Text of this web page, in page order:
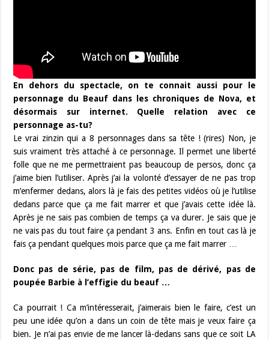
En dehors du spectacle, on te connait aussi pour le
personnage du Beauf dans les chroniques de Nova, et
désormais sur internet. Quelle relation avec ce
personnage as-tu?
Le vrai zinzin qui a 8 personnages dans sa tête ! (rires) Non, je
suis vraiment très attaché à ce personnage. Il permet une liberté
folle que ne me permettraient pas beaucoup de persos, donc ça
j’aime bien l’utiliser. Après j’ai la volonté d’essayer de ne pas trop
m’enfermer dedans, alors là je fais des petites vidéos où je l’utilise
dedans parce que ça me fait marrer et que j’avais cette idée là.
Après je ne sais pas combien de temps ça va durer. Je sais que je
ne vais pas du tout faire ça pendant 3 ans. Enfin en tout cas là je
fais ça pendant quelques mois parce que ça me fait marrer …
Donc pas de série, pas de film, pas de dérivé, pas de
poupée Barbie à l’effigie du beauf …
Ca pourrait ! Ca m’intéresserait, j’aimerais bien le faire, c’est un
peu une idée qu’on a dans un coin de tête mais je veux faire ça
bien. Je n’ai pas envie de me lancer là-dedans sans que ce soit LA